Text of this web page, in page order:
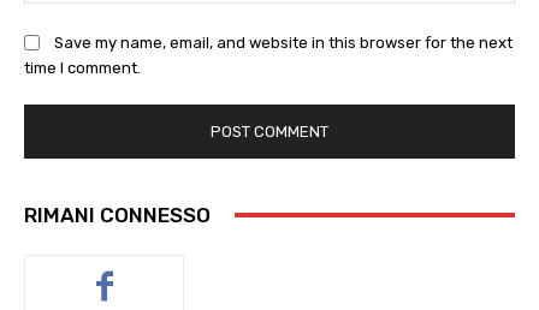
Save my name, email, and website in this browser for the next
time I comment.
RIMANI CONNESSO